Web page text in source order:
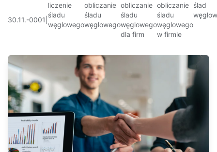
30.11.-0001
liczenie
śladu
węglowego
obliczanie
śladu
węglowego
obliczanie
śladu
węglowego
dla firm
obliczanie
śladu
węglowego
w firmie
ślad